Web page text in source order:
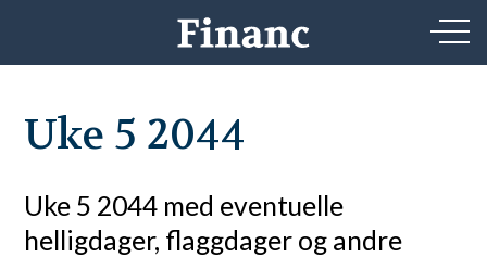
Uke 5 2044
Uke 5 2044 med eventuelle
helligdager, flaggdager og andre